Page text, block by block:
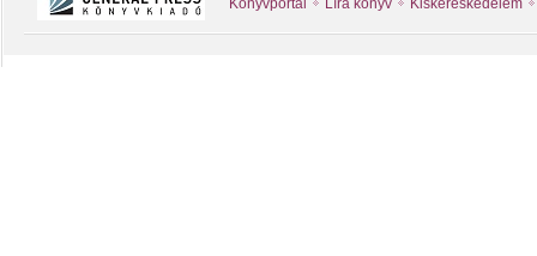
Könyvportál Líra könyv Kiskereskedelem